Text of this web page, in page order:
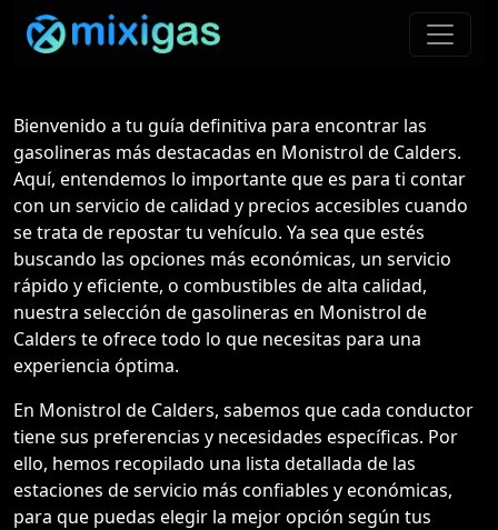
Bienvenido a tu guía definitiva para encontrar las
gasolineras más destacadas en Monistrol de Calders.
Aquí, entendemos lo importante que es para ti contar
con un servicio de calidad y precios accesibles cuando
se trata de repostar tu vehículo. Ya sea que estés
buscando las opciones más económicas, un servicio
rápido y eficiente, o combustibles de alta calidad,
nuestra selección de gasolineras en Monistrol de
Calders te ofrece todo lo que necesitas para una
experiencia óptima.
En Monistrol de Calders, sabemos que cada conductor
tiene sus preferencias y necesidades específicas. Por
ello, hemos recopilado una lista detallada de las
estaciones de servicio más confiables y económicas,
para que puedas elegir la mejor opción según tus